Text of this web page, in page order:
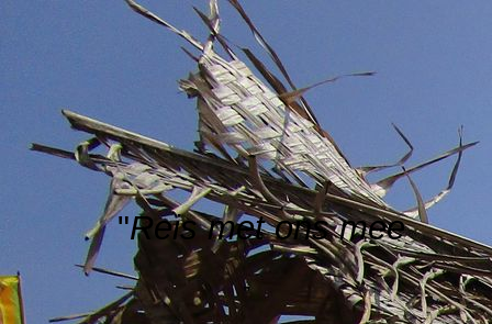
"Reis met ons mee
"